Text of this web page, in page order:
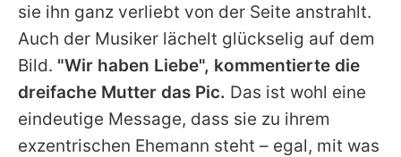
sie ihn ganz verliebt von der Seite anstrahlt.
Auch der Musiker lächelt glückselig auf dem
Bild. "Wir haben Liebe", kommentierte die
dreifache Mutter das Pic. Das ist wohl eine
eindeutige Message, dass sie zu ihrem
exzentrischen Ehemann steht – egal, mit was